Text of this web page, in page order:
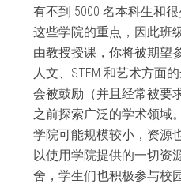
有不到 5000 名本科生和
这些学院的重点，因此班
由教授授课，你将被期望
人文、STEM 和艺术方面
会被鼓励（并且经常被要
之前探索广泛的学术领域
学院可能规模较小，资源
以使用学院提供的一切资
舍，学生们也积极参与校